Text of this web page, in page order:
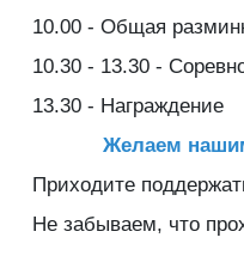
10.00 - Общая
10.30 - 13.30 -
13.30 - Награждение
Желаем
Приходите
Не забываем, что